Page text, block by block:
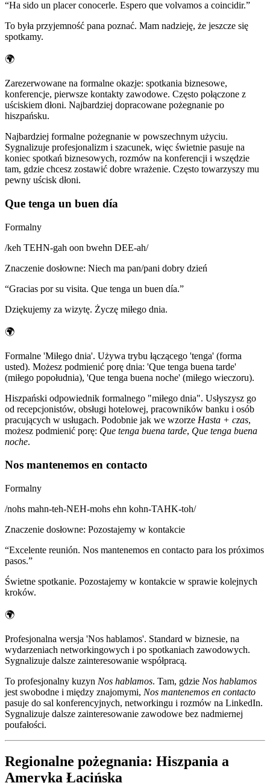
“Ha sido un placer conocerle. Espero que volvamos a coincidir.”
To była przyjemność pana poznać. Mam nadzieję, że jeszcze się
spotkamy.
🌍
Zarezerwowane na formalne okazje: spotkania biznesowe,
konferencje, pierwsze kontakty zawodowe. Często połączone z
uściskiem dłoni. Najbardziej dopracowane pożegnanie po
hiszpańsku.
Najbardziej formalne pożegnanie w powszechnym użyciu.
Sygnalizuje profesjonalizm i szacunek, więc świetnie pasuje na
koniec spotkań biznesowych, rozmów na konferencji i wszędzie
tam, gdzie chcesz zostawić dobre wrażenie. Często towarzyszy mu
pewny uścisk dłoni.
Que tenga un buen día
Formalny
/keh TEHN-gah oon bwehn DEE-ah/
Znaczenie dosłowne: Niech ma pan/pani dobry dzień
“Gracias por su visita. Que tenga un buen día.”
Dziękujemy za wizytę. Życzę miłego dnia.
🌍
Formalne 'Miłego dnia'. Używa trybu łączącego 'tenga' (forma
usted). Możesz podmienić porę dnia: 'Que tenga buena tarde'
(miłego popołudnia), 'Que tenga buena noche' (miłego wieczoru).
Hiszpański odpowiednik formalnego "miłego dnia". Usłyszysz go
od recepcjonistów, obsługi hotelowej, pracowników banku i osób
pracujących w usługach. Podobnie jak we wzorze Hasta + czas,
możesz podmienić porę: Que tenga buena tarde, Que tenga buena
noche.
Nos mantenemos en contacto
Formalny
/nohs mahn-teh-NEH-mohs ehn kohn-TAHK-toh/
Znaczenie dosłowne: Pozostajemy w kontakcie
“Excelente reunión. Nos mantenemos en contacto para los próximos
pasos.”
Świetne spotkanie. Pozostajemy w kontakcie w sprawie kolejnych
kroków.
🌍
Profesjonalna wersja 'Nos hablamos'. Standard w biznesie, na
wydarzeniach networkingowych i po spotkaniach zawodowych.
Sygnalizuje dalsze zainteresowanie współpracą.
To profesjonalny kuzyn Nos hablamos. Tam, gdzie Nos hablamos
jest swobodne i między znajomymi, Nos mantenemos en contacto
pasuje do sal konferencyjnych, networkingu i rozmów na LinkedIn.
Sygnalizuje dalsze zainteresowanie zawodowe bez nadmiernej
poufałości.
Regionalne pożegnania: Hiszpania a
Ameryka Łacińska